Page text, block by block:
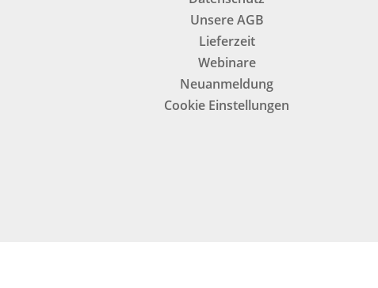
Unsere AGB
Lieferzeit
Webinare
Neuanmeldung
Cookie Einstellungen